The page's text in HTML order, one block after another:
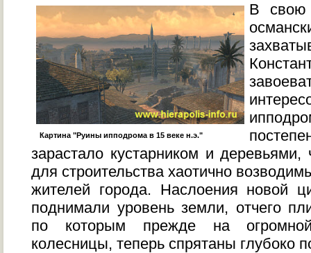
Картина "Руины ипподрома в 15 веке н.э."
В свою
зарастало кустарником и деревьями,
для строительства хаотично
жителей города. Наслоения новой
поднимали уровень земли, отчего
по которым прежде на
колесницы, теперь спрятаны глубоко